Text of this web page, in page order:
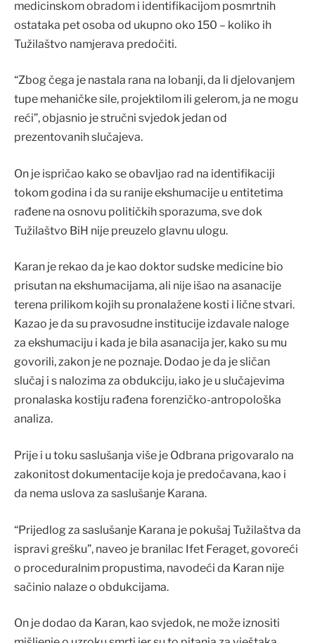
medicinskom obradom i identifikacijom posmrtnih
ostataka pet osoba od ukupno oko 150 – koliko ih
Tužilaštvo namjerava predočiti.
“Zbog čega je nastala rana na lobanji, da li djelovanjem
tupe mehaničke sile, projektilom ili gelerom, ja ne mogu
reći”, objasnio je stručni svjedok jedan od
prezentovanih slučajeva.
On je ispričao kako se obavljao rad na identifikaciji
tokom godina i da su ranije ekshumacije u entitetima
rađene na osnovu političkih sporazuma, sve dok
Tužilaštvo BiH nije preuzelo glavnu ulogu.
Karan je rekao da je kao doktor sudske medicine bio
prisutan na ekshumacijama, ali nije išao na asanacije
terena prilikom kojih su pronalažene kosti i lične stvari.
Kazao je da su pravosudne institucije izdavale naloge
za ekshumaciju i kada je bila asanacija jer, kako su mu
govorili, zakon je ne poznaje. Dodao je da je sličan
slučaj i s nalozima za obdukciju, iako je u slučajevima
pronalaska kostiju rađena forenzičko-antropološka
analiza.
Prije i u toku saslušanja više je Odbrana prigovaralo na
zakonitost dokumentacije koja je predočavana, kao i
da nema uslova za saslušanje Karana.
“Prijedlog za saslušanje Karana je pokušaj Tužilaštva da
ispravi grešku”, naveo je branilac Ifet Feraget, govoreći
o proceduralnim propustima, navodeći da Karan nije
sačinio nalaze o obdukcijama.
On je dodao da Karan, kao svjedok, ne može iznositi